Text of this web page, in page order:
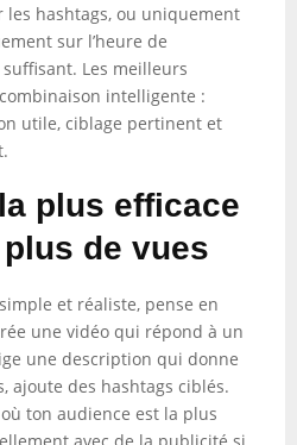
hashtags, ou uniquement
sur l’heure de
Les meilleurs
intelligente :
utile, ciblage pertinent et
plus efficace
de vues
et réaliste, pense en
une vidéo qui répond à un
une description qui donne
ajoute des hashtags ciblés.
ton audience est la plus